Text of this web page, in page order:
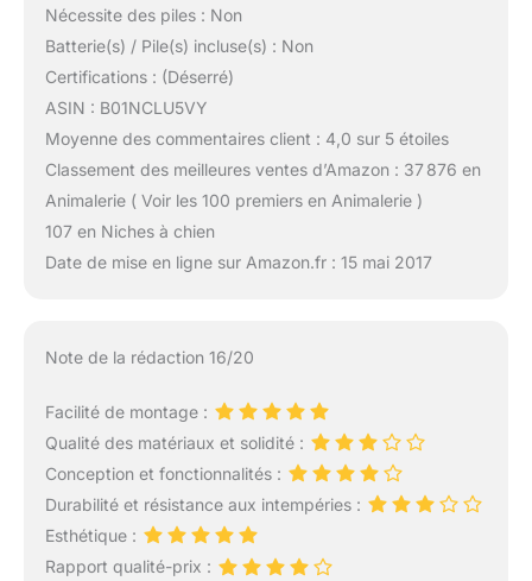
Nécessite des piles : Non
Batterie(s) / Pile(s) incluse(s) : Non
Certifications : (Déserré)
ASIN : B01NCLU5VY
Moyenne des commentaires client : 4,0 sur 5 étoiles
Classement des meilleures ventes d’Amazon : 37 876 en
Animalerie ( Voir les 100 premiers en Animalerie )
107 en Niches à chien
Date de mise en ligne sur Amazon.fr : 15 mai 2017
Note de la rédaction 16/20
Facilité de montage :
Qualité des matériaux et solidité :
Conception et fonctionnalités :
Durabilité et résistance aux intempéries :
Esthétique :
Rapport qualité-prix :